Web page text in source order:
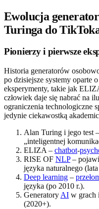
Ewolucja
Turinga do
Pionierzy i pierwsze
Historia generatorów
po dzisiejsze systemy oparte o
eksperymenty, takie jak
człowiek daje się nabrać na
ograniczenia technologiczne
jedynie ciekawostką
Alan Turing i jego test
„inteligentnej
ELIZA – chatbot-
RISE OF NLP–
języka naturalnego
Deep learning –
języka (po 2010 r.).
Generatory AI w grach
(2020+).